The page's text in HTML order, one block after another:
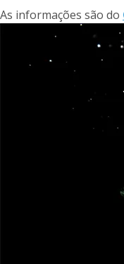
As informações são do